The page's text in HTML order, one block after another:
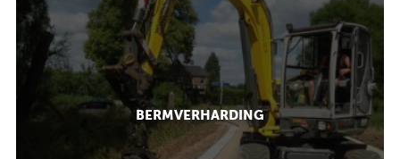
BERMVERHARDING